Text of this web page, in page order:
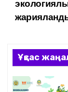
в
г
а
Ұқсас